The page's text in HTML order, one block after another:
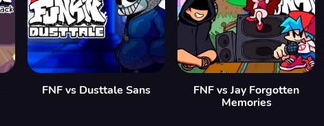
FNF vs Dusttale Sans
FNF vs Jay Forgotten
Memories